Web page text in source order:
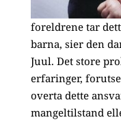
foreldrene tar
barna, sier den
Juul. Det store
erfaringer,
overta dette
mangeltilstand